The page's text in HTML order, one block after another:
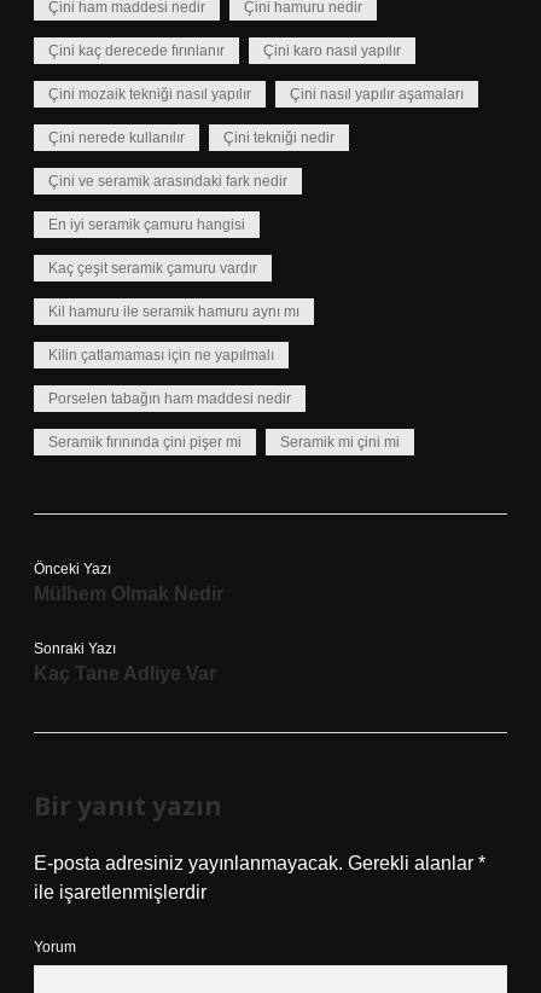
Çini ham maddesi nedir Çini hamuru nedir
Çini kaç derecede fırınlanır Çini karo nasıl yapılır
Çini mozaik tekniği nasıl yapılır Çini nasıl yapılır aşamaları
Çini nerede kullanılır Çini tekniği nedir
Çini ve seramik arasındaki fark nedir
En iyi seramik çamuru hangisi
Kaç çeşit seramik çamuru vardır
Kil hamuru ile seramik hamuru aynı mı
Kilin çatlamaması için ne yapılmalı
Porselen tabağın ham maddesi nedir
Seramik fırınında çini pişer mi Seramik mi çini mi
Önceki Yazı
Mülhem Olmak Nedir
Sonraki Yazı
Kaç Tane Adliye Var
Bir yanıt yazın
E-posta adresiniz yayınlanmayacak. Gerekli alanlar *
ile işaretlenmişlerdir
Yorum